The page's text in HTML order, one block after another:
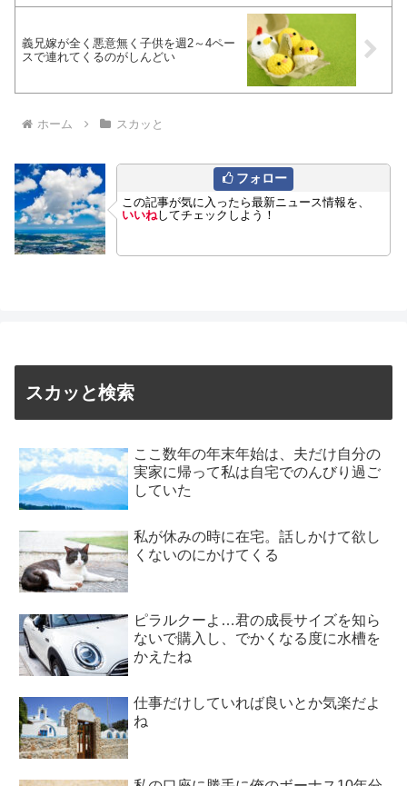
義兄嫁が全く悪意無く子供を週2～4ペー
スで連れてくるのがしんどい
ホーム スカッと
フォロー
この記事が気に入ったら最新ニュース情報を、
いいねしてチェックしよう！
スカッと検索
ここ数年の年末年始は、夫だけ自分の
実家に帰って私は自宅でのんびり過ご
していた
私が休みの時に在宅。話しかけて欲し
くないのにかけてくる
ピラルクーよ…君の成長サイズを知ら
ないで購入し、でかくなる度に水槽を
かえたね
仕事だけしていれば良いとか気楽だよ
ね